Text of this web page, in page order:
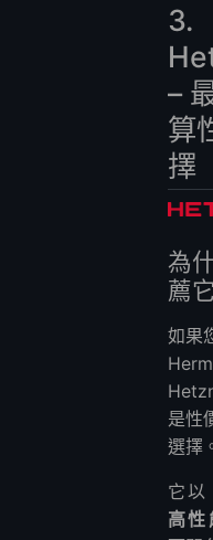
3.
–
算
擇
為
薦它
如果
是性
選擇
它以
高性